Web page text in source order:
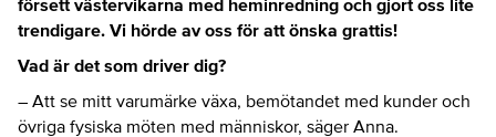
försett västervikarna med heminredning och gjort oss lite
trendigare. Vi hörde av oss för att önska grattis!
Vad är det som driver dig?
– Att se mitt varumärke växa, bemötandet med kunder och
övriga fysiska möten med människor, säger Anna.